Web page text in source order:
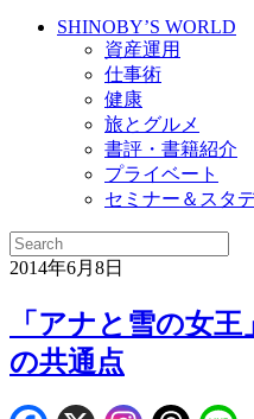
SHINOBY’S WORLD
資産運用
仕事術
健康
旅とグルメ
書評・書籍紹介
プライベート
セミナー＆スタ
2014年6月8日
「アナと雪の女
の共通点